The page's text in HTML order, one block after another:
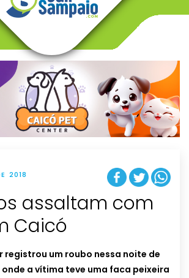
v
g
t
i
o
n
2018
assaltam com
Caicó
registrou um roubo nessa noite de
a vítima teve uma faca peixeira